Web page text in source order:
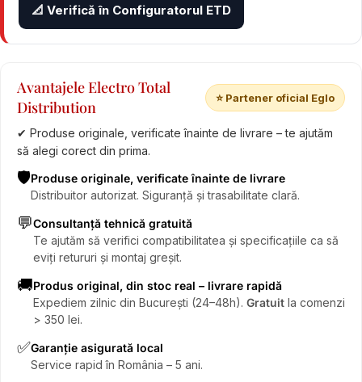
📐 Verifică în Configuratorul ETD
Avantajele Electro Total
Distribution
⭐ Partener oficial Eglo
✔ Produse originale, verificate înainte de livrare – te ajutăm
să alegi corect din prima.
🛡️Produse originale, verificate înainte de livrare
Distribuitor autorizat. Siguranță și trasabilitate clară.
💬Consultanță tehnică gratuită
Te ajutăm să verifici compatibilitatea și specificațiile ca să
eviți retururi și montaj greșit.
🚚Produs original, din stoc real – livrare rapidă
Expediem zilnic din București (24–48h). Gratuit la comenzi
> 350 lei.
✅Garanție asigurată local
Service rapid în România – 5 ani.